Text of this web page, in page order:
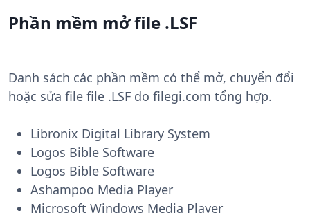
Phần mềm mở file .LSF
Danh sách các phần mềm có thể mở, chuyển đổi
hoặc sửa file file .LSF do filegi.com tổng hợp.
Libronix Digital Library System
Logos Bible Software
Logos Bible Software
Ashampoo Media Player
Microsoft Windows Media Player